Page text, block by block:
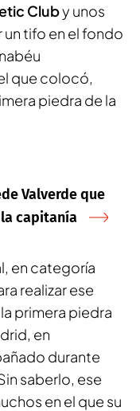
Cluby unos
tifo en el fondo
que colocó,
piedra de la
Valverde que
capitanía
en categoría
realizar ese
primera piedra
en
durante
saberlo, ese
en el que su